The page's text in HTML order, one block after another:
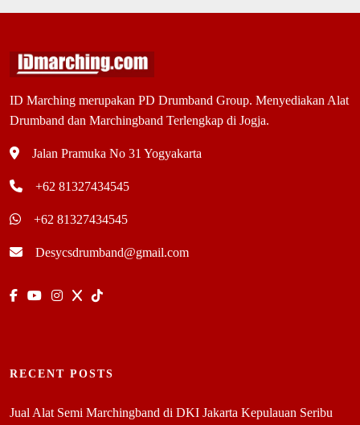
ID Marching merupakan PD Drumband Group. Menyediakan Alat
Drumband dan Marchingband Terlengkap di Jogja.
Jalan Pramuka No 31 Yogyakarta
+62 81327434545
+62 81327434545
Desycsdrumband@gmail.com
RECENT POSTS
Jual Alat Semi Marchingband di DKI Jakarta Kepulauan Seribu